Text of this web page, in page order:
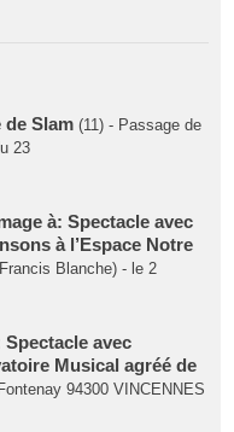
de Slam (11) - Passage de
23
à: Spectacle avec
à l’Espace Notre
Blanche) - le 2
avec
Musical agréé de
94300 VINCENNES